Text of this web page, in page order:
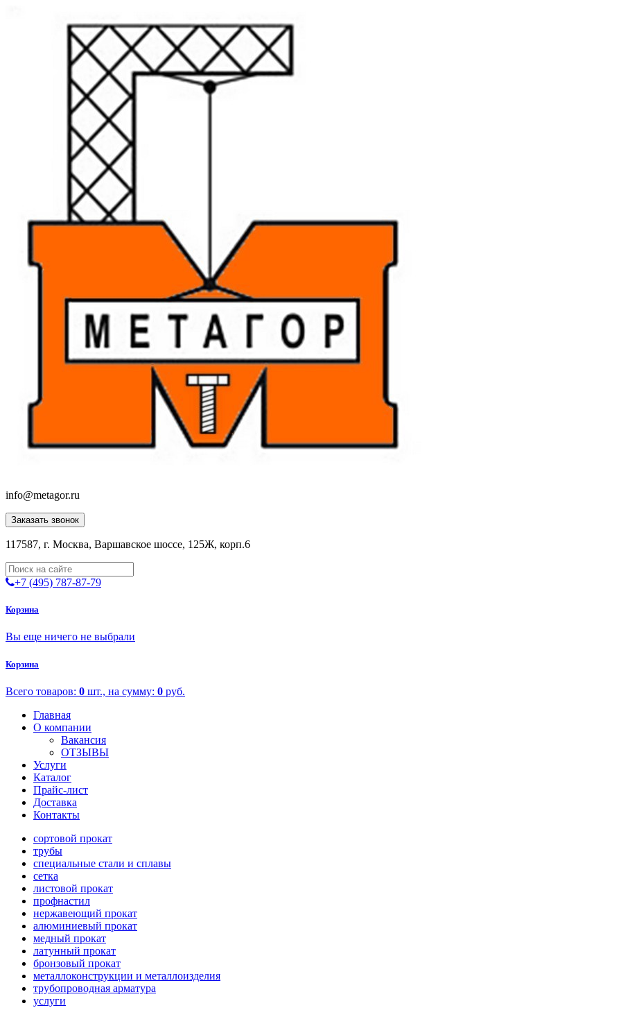
info@metagor.ru
Заказать звонок
117587, г. Москва, Варшавское шоссе, 125Ж, корп.6
+7 (495) 787-87-79
Корзина
Вы еще ничего не выбрали
Корзина
Всего товаров: 0 шт., на сумму: 0 руб.
Главная
О компании
Вакансия
ОТЗЫВЫ
Услуги
Каталог
Прайс-лист
Доставка
Контакты
сортовой прокат
трубы
специальные стали и сплавы
сетка
листовой прокат
профнастил
нержавеющий прокат
алюминиевый прокат
медный прокат
латунный прокат
бронзовый прокат
металлоконструкции и металлоизделия
трубопроводная арматура
услуги